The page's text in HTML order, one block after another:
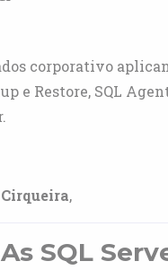
corporativo
e Restore, SQL
,
SQL